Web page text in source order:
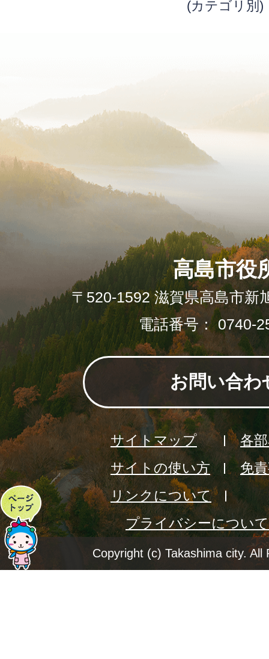
(カテゴリ別)
ペ
ー
ジ
高島市役
〒520-1592 滋賀県高島市新
電話番号： 0740-
お問い合わ
サイトマップ
各
サイトの使い方
免
リンクについて
プライバシーについて
Copyright (c) Takashima city. All